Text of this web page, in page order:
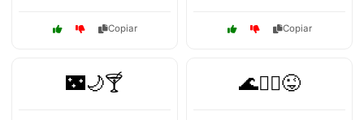
Copiar Copiar
🌃🌙🍸 🌊🏄‍♂️😜